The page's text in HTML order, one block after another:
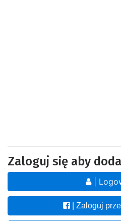
Zaloguj się aby
|
| Zaloguj